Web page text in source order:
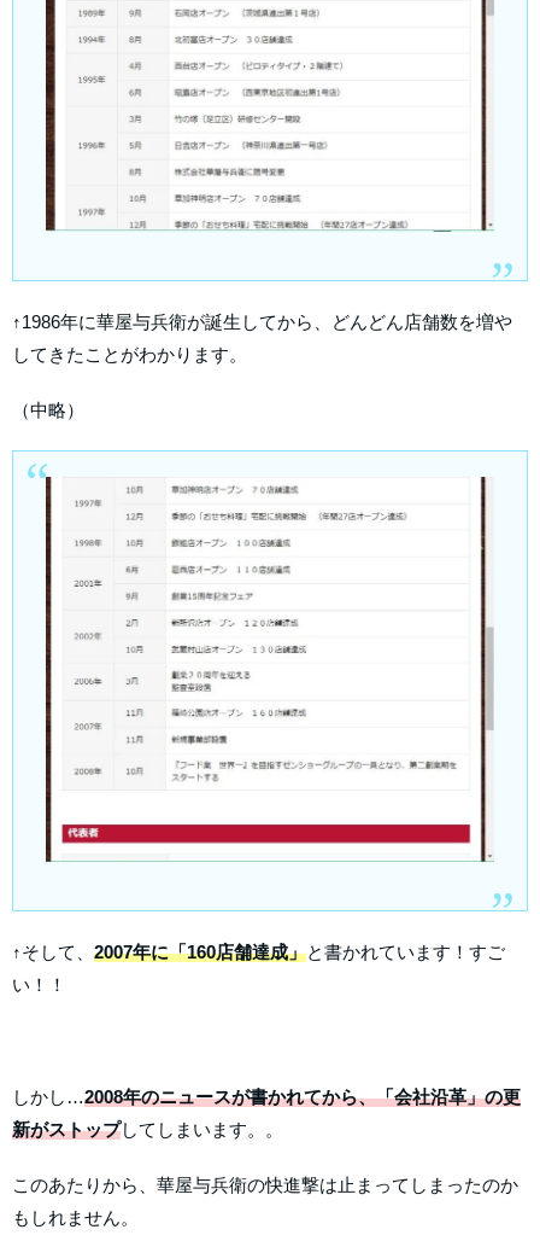
↑1986年に華屋与兵衛が誕生してから、どんどん店舗数を増や
してきたことがわかります。
（中略）
↑そして、 2007年に「160店舗達成」と書かれています！すご
い！！
しかし…2008年のニュースが書かれてから、「会社沿革」の更
新がストップしてしまいます。。
このあたりから、華屋与兵衛の快進撃は止まってしまったのか
もしれません。